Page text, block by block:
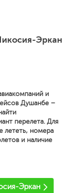
Эркан
и
Душанбе –
перелета. Для
лететь, номера
и наличие
Эркан